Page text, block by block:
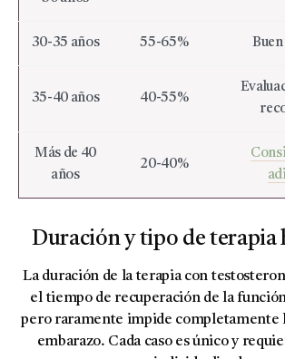
30-35 años 55-65%
35-40 años 40-55%
Más de 40
años
20-40%
Duración y tipo de terapia
La duración de la terapia con
el tiempo de recuperación de la
pero raramente impide completamente
embarazo. Cada caso es único y